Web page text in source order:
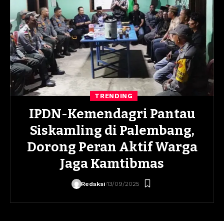
TRENDING
IPDN-Kemendagri Pantau
Siskamling di Palembang,
Dorong Peran Aktif Warga
Jaga Kamtibmas
Redaksi 13/09/2025